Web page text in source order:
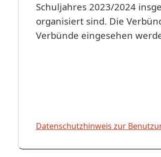
Schuljahres 2023/2024
organisiert sind. Die
Verbünde eingesehen
Datenschutzhinweis zur